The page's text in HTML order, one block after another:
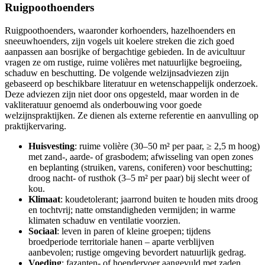
Ruigpoothoenders
Ruigpoothoenders, waaronder korhoenders, hazelhoenders en
sneeuwhoenders, zijn vogels uit koelere streken die zich goed
aanpassen aan bosrijke of bergachtige gebieden. In de avicultuur
vragen ze om rustige, ruime volières met natuurlijke begroeiing,
schaduw en beschutting. De volgende welzijnsadviezen zijn
gebaseerd op beschikbare literatuur en wetenschappelijk onderzoek.
Deze adviezen zijn niet door ons opgesteld, maar worden in de
vakliteratuur genoemd als onderbouwing voor goede
welzijnspraktijken. Ze dienen als externe referentie en aanvulling op
praktijkervaring.
Huisvesting: ruime volière (30–50 m² per paar, ≥ 2,5 m hoog)
met zand-, aarde- of grasbodem; afwisseling van open zones
en beplanting (struiken, varens, coniferen) voor beschutting;
droog nacht- of rusthok (3–5 m² per paar) bij slecht weer of
kou.
Klimaat: koudetolerant; jaarrond buiten te houden mits droog
en tochtvrij; natte omstandigheden vermijden; in warme
klimaten schaduw en ventilatie voorzien.
Sociaal: leven in paren of kleine groepen; tijdens
broedperiode territoriale hanen – aparte verblijven
aanbevolen; rustige omgeving bevordert natuurlijk gedrag.
Voeding: fazanten- of hoendervoer aangevuld met zaden,